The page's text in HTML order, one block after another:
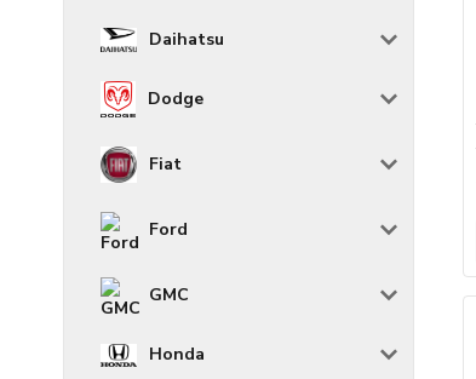
Daihatsu
Dodge
Fiat
Ford
GMC
Honda